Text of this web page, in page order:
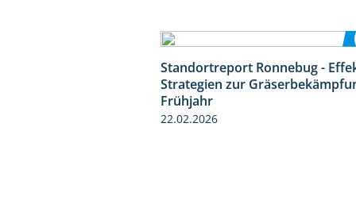
Standortreport Ronnebug -
Strategien zur
Frühjahr
22.02.2026